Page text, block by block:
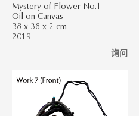
Mystery of Flower No.1
Oil on Canvas
38 x 38 x 2 cm
2019
询问